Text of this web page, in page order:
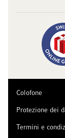
Colofone
Protezione dei
Termini e